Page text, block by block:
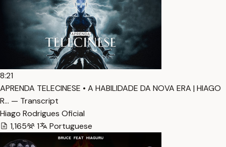
8:21
APRENDA TELECINESE • A HABILIDADE DA NOVA ERA | HIAGO
R… — Transcript
Hiago Rodrigues Oficial
1,165
1 Portuguese